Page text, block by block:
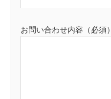
お問い合わせ内容（必須）